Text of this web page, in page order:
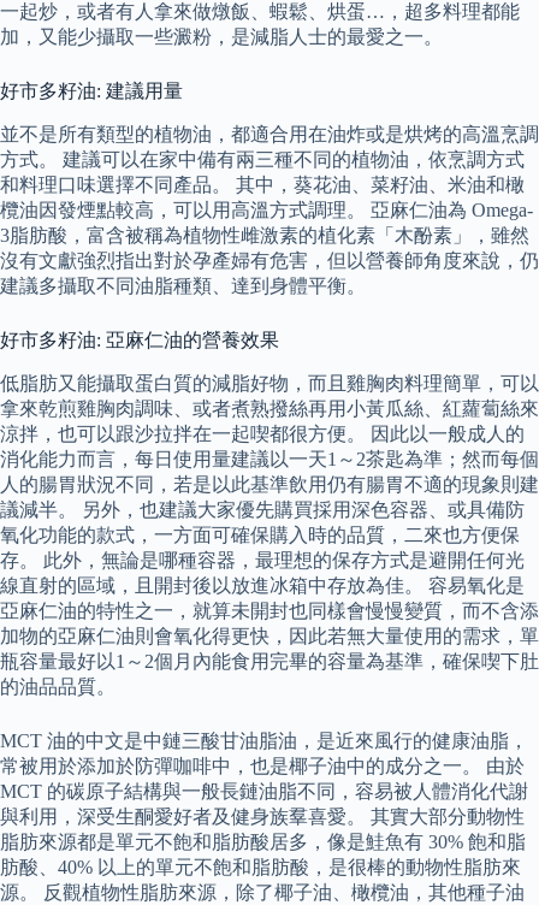
一起炒，或者有人拿來做燉飯、蝦鬆、烘蛋…，超多料理都能
加，又能少攝取一些澱粉，是減脂人士的最愛之一。
好市多籽油: 建議用量
並不是所有類型的植物油，都適合用在油炸或是烘烤的高溫烹調
方式。 建議可以在家中備有兩三種不同的植物油，依烹調方式
和料理口味選擇不同產品。 其中，葵花油、菜籽油、米油和橄
欖油因發煙點較高，可以用高溫方式調理。 亞麻仁油為 Omega-
3脂肪酸，富含被稱為植物性雌激素的植化素「木酚素」，雖然
沒有文獻強烈指出對於孕產婦有危害，但以營養師角度來說，仍
建議多攝取不同油脂種類、達到身體平衡。
好市多籽油: 亞麻仁油的營養效果
低脂肪又能攝取蛋白質的減脂好物，而且雞胸肉料理簡單，可以
拿來乾煎雞胸肉調味、或者煮熟撥絲再用小黃瓜絲、紅蘿蔔絲來
涼拌，也可以跟沙拉拌在一起喫都很方便。 因此以一般成人的
消化能力而言，每日使用量建議以一天1～2茶匙為準；然而每個
人的腸胃狀況不同，若是以此基準飲用仍有腸胃不適的現象則建
議減半。 另外，也建議大家優先購買採用深色容器、或具備防
氧化功能的款式，一方面可確保購入時的品質，二來也方便保
存。 此外，無論是哪種容器，最理想的保存方式是避開任何光
線直射的區域，且開封後以放進冰箱中存放為佳。 容易氧化是
亞麻仁油的特性之一，就算未開封也同樣會慢慢變質，而不含添
加物的亞麻仁油則會氧化得更快，因此若無大量使用的需求，單
瓶容量最好以1～2個月內能食用完畢的容量為基準，確保喫下肚
的油品品質。
MCT 油的中文是中鏈三酸甘油脂油，是近來風行的健康油脂，
常被用於添加於防彈咖啡中，也是椰子油中的成分之一。 由於
MCT 的碳原子結構與一般長鏈油脂不同，容易被人體消化代謝
與利用，深受生酮愛好者及健身族羣喜愛。 其實大部分動物性
脂肪來源都是單元不飽和脂肪酸居多，像是鮭魚有 30% 飽和脂
肪酸、40% 以上的單元不飽和脂肪酸，是很棒的動物性脂肪來
源。 反觀植物性脂肪來源，除了椰子油、橄欖油，其他種子油